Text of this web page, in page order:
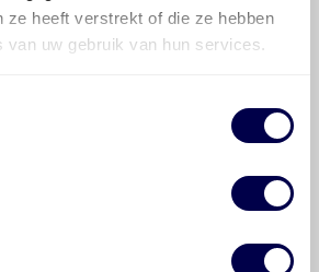
ze heeft verstrekt of die ze hebben
van uw gebruik van hun services.